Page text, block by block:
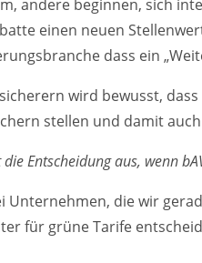
andere beginnen, sich
einen neuen
dass ein
wird bewusst,
stellen und damit
die Entscheidung aus, wenn
Unternehmen, die wir
für grüne Tarife